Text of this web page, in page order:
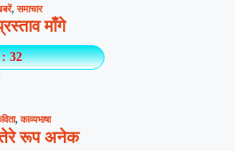
,समाचार
माँगे
32
,काव्यभाषा
तेरे रूप अनेक